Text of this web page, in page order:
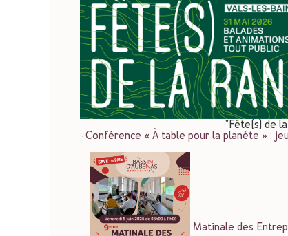
"Fête(s) de
Conférence « À table pour la planète » :
Matinale des